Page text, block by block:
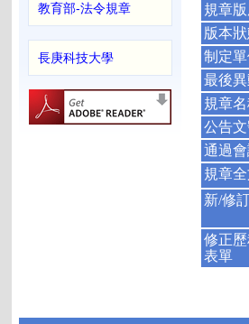
教育部-法令規章
長庚科技大學
規章
版本
制定
最後
規章
公告
通過
規章
新/修
修正
表單